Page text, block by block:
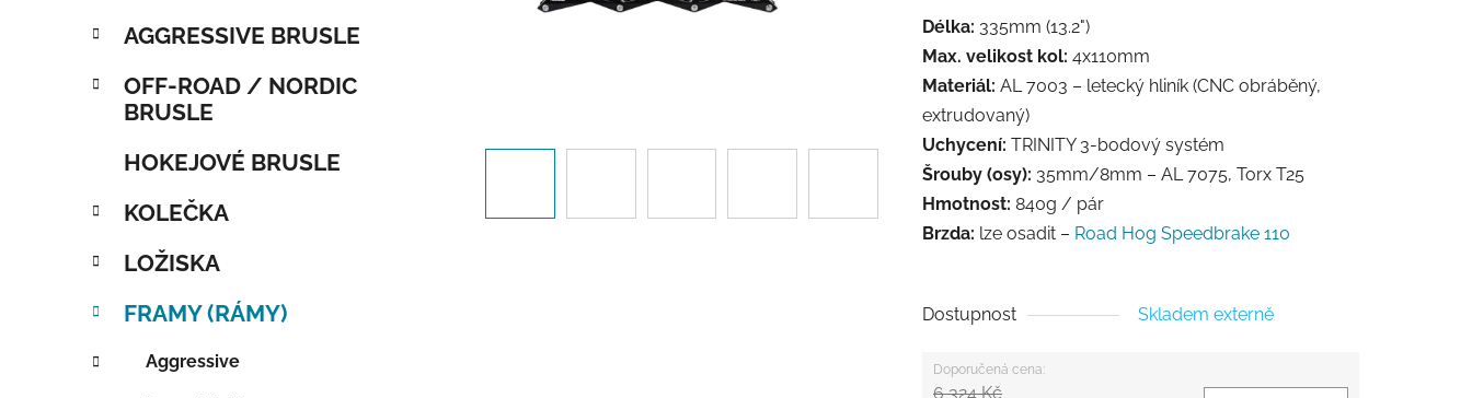
AGGRESSIVE BRUSLE
OFF-ROAD / NORDIC
BRUSLE
HOKEJOVÉ BRUSLE
KOLEČKA
LOŽISKA
FRAMY (RÁMY)
Aggressive
Délka: 335mm (13.2")
Max. velikost kol: 4x110mm
Materiál: AL 7003 – letecký hliník (CNC obráběný,
extrudovaný)
Uchycení: TRINITY 3-bodový systém
Šrouby (osy): 35mm/8mm – AL 7075, Torx T25
Hmotnost: 840g / pár
Brzda: lze osadit – Road Hog Speedbrake 110
Dostupnost Skladem externě
6 324 Kč